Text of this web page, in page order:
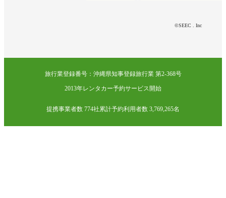
©SEEC . Inc
旅行業登録番号：沖縄県知事登録旅行業 第2-368号
2013年レンタカー予約サービス開始
提携事業者数 774社累計予約利用者数 3,769,265名